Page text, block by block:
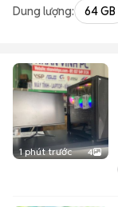
Dung lượng: 64 GB
1 phút trước 4